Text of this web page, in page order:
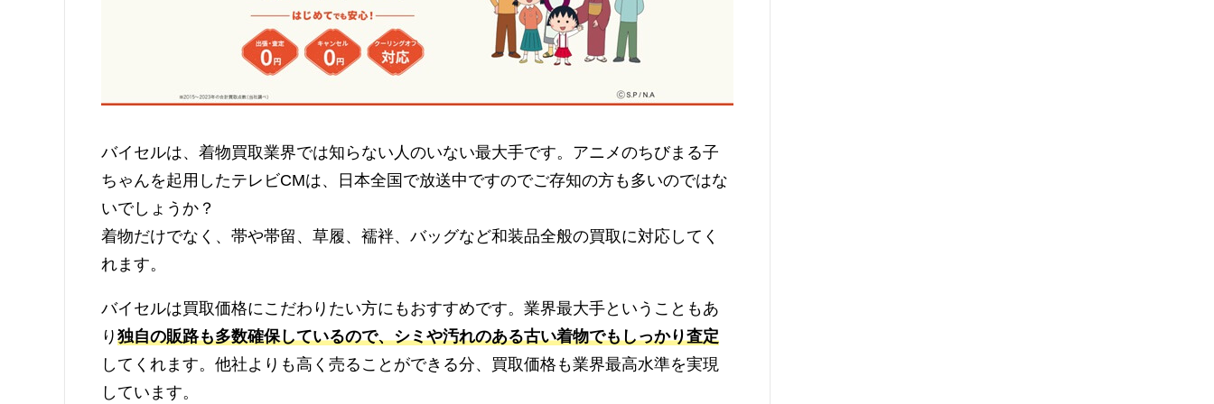
バイセルは、着物買取業界では知らない人のいない最大手です。アニメのちびまる子
ちゃんを起用したテレビCMは、日本全国で放送中ですのでご存知の方も多いのではな
いでしょうか？
着物だけでなく、帯や帯留、草履、襦袢、バッグなど和装品全般の買取に対応してく
れます。
バイセルは買取価格にこだわりたい方にもおすすめです。業界最大手ということもあ
り 独自の販路も多数確保しているので、シミや汚れのある古い着物でもしっかり査定
してくれます。他社よりも高く売ることができる分、買取価格も業界最高水準を実現
しています。